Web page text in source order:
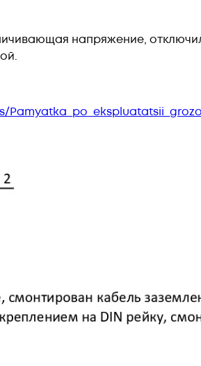
напряжение,